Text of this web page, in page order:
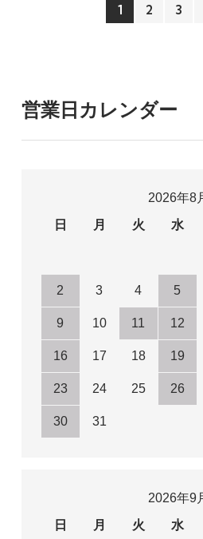
1 2 3
営業日カレンダー
2026年8
日
月 火 水
2 3 4 5
9 10 11 12
16 17 18 19
23 24 25 26
30 31
2026年9
日
月 火 水